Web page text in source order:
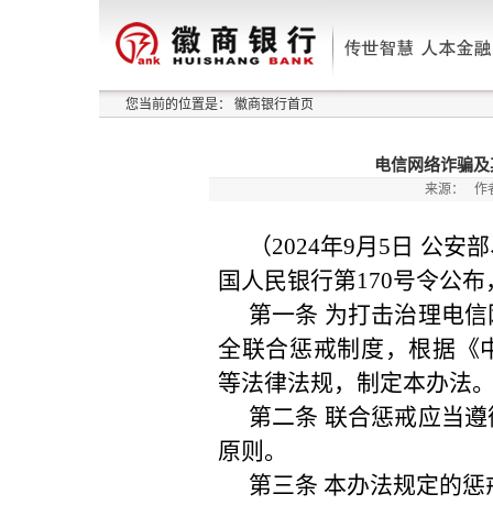
您当前的位置是： 徽商银行首页
电信网络诈骗
来源： 作